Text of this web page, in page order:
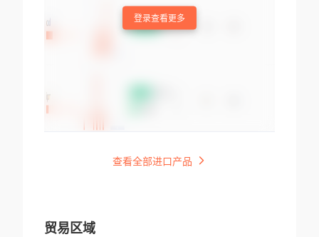
登录查看更多
查看全部进口产品
贸易区域